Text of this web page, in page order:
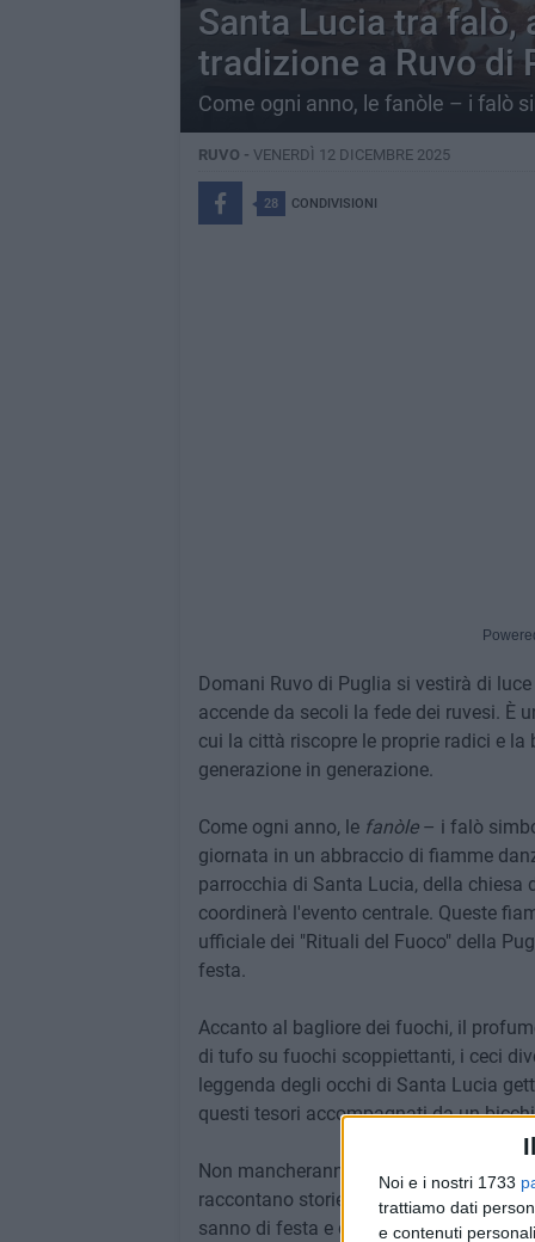
Noi e i nostri 1733
trattiamo dati
e contenuti
Santa Lucia tra falò,
tradizione a Ruvo di
Come ogni anno, le fanòle – i falò
RUVO - VENERDÌ 12 DICEMBRE 2025
28 CONDIVISIONI
Domani Ruvo di Puglia si vestirà di
accende da secoli la fede dei ruvesi. È
cui la città riscopre le proprie radici e
generazione in generazione.
Come ogni anno, le fanòle– i falò
giornata in un abbraccio di fiamme
parrocchia di Santa Lucia, della chiesa
coordinerà l'evento centrale. Queste
ufficiale dei "Rituali del Fuoco" della
festa.
Accanto al bagliore dei fuochi, il
di tufo su fuochi scoppiettanti, i ceci
leggenda degli occhi di Santa Lucia
questi tesori accompagnati da un
Non mancheranno le altre delizie della
raccontano storie di famiglia e di
sanno di festa e di condivisione.